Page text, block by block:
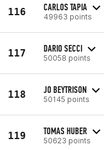
116 CARLOS TAPIA
49963 points
117 DARIO SECCI
50058 points
118 JO BEYTRISON
50145 points
119 TOMAS HUBER
50623 points